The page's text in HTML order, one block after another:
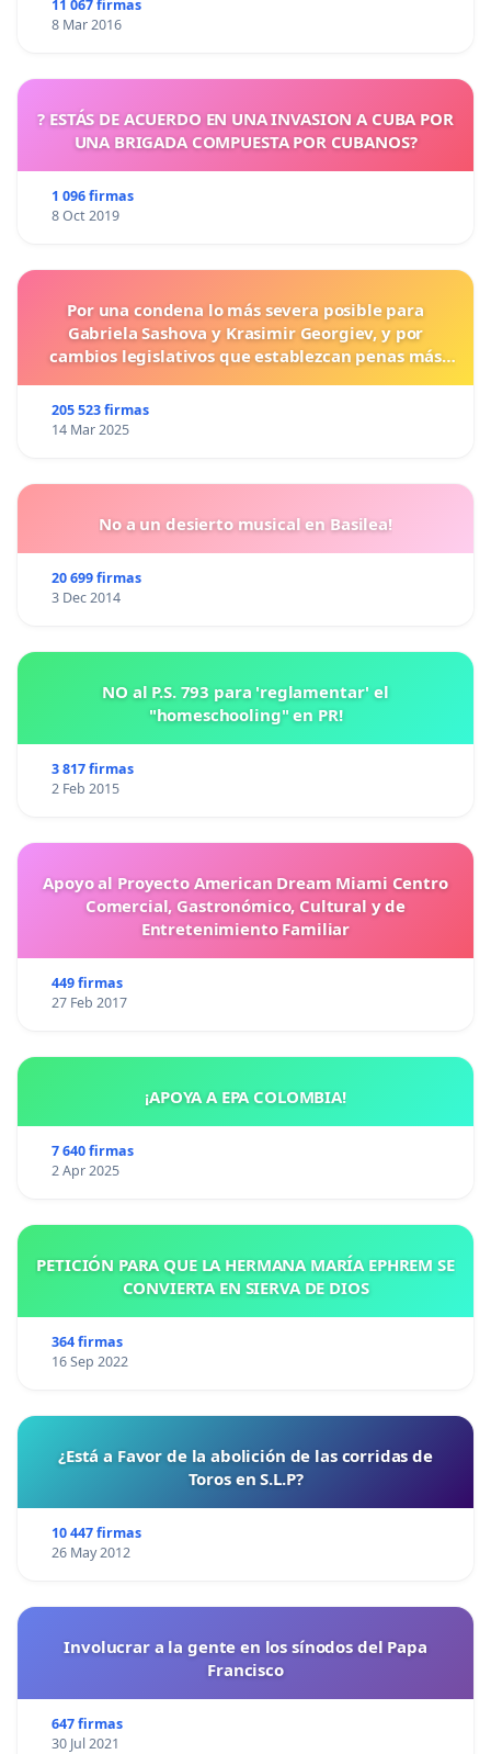
11 067 firmas
8 Mar 2016
? ESTÁS DE ACUERDO EN UNA INVASION A CUBA POR
UNA BRIGADA COMPUESTA POR CUBANOS?
1 096 firmas
8 Oct 2019
Por una condena lo más severa posible para
Gabriela Sashova y Krasimir Georgiev, y por
cambios legislativos que establezcan penas más
205 523 firmas
14 Mar 2025
No a un desierto musical en Basilea!
20 699 firmas
3 Dec 2014
NO al P.S. 793 para 'reglamentar' el
"homeschooling" en PR!
3 817 firmas
2 Feb 2015
Apoyo al Proyecto American Dream Miami Centro
Comercial, Gastronómico, Cultural y de
Entretenimiento Familiar
449 firmas
27 Feb 2017
¡APOYA A EPA COLOMBIA!
7 640 firmas
2 Apr 2025
PETICIÓN PARA QUE LA HERMANA MARÍA EPHREM SE
CONVIERTA EN SIERVA DE DIOS
364 firmas
16 Sep 2022
¿Está a Favor de la abolición de las corridas de
Toros en S.L.P?
10 447 firmas
26 May 2012
Involucrar a la gente en los sínodos del Papa
Francisco
647 firmas
30 Jul 2021